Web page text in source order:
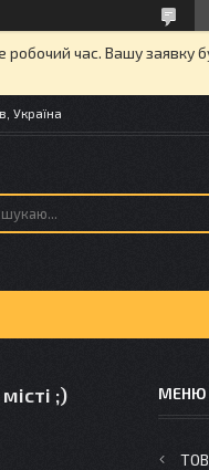
робочий час. Вашу
Україна
;)